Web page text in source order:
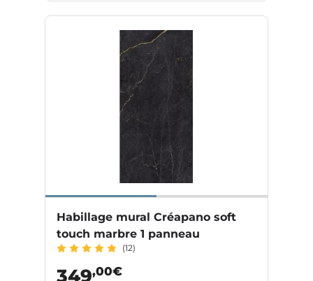
Habillage mural Créapano soft
touch marbre 1 panneau
(12)
349,00€